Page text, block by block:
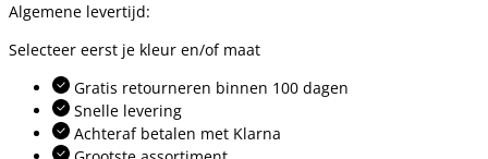
Algemene levertijd:
Selecteer eerst je kleur en/of maat
Gratis retourneren binnen 100 dagen
Snelle levering
Achteraf betalen met Klarna